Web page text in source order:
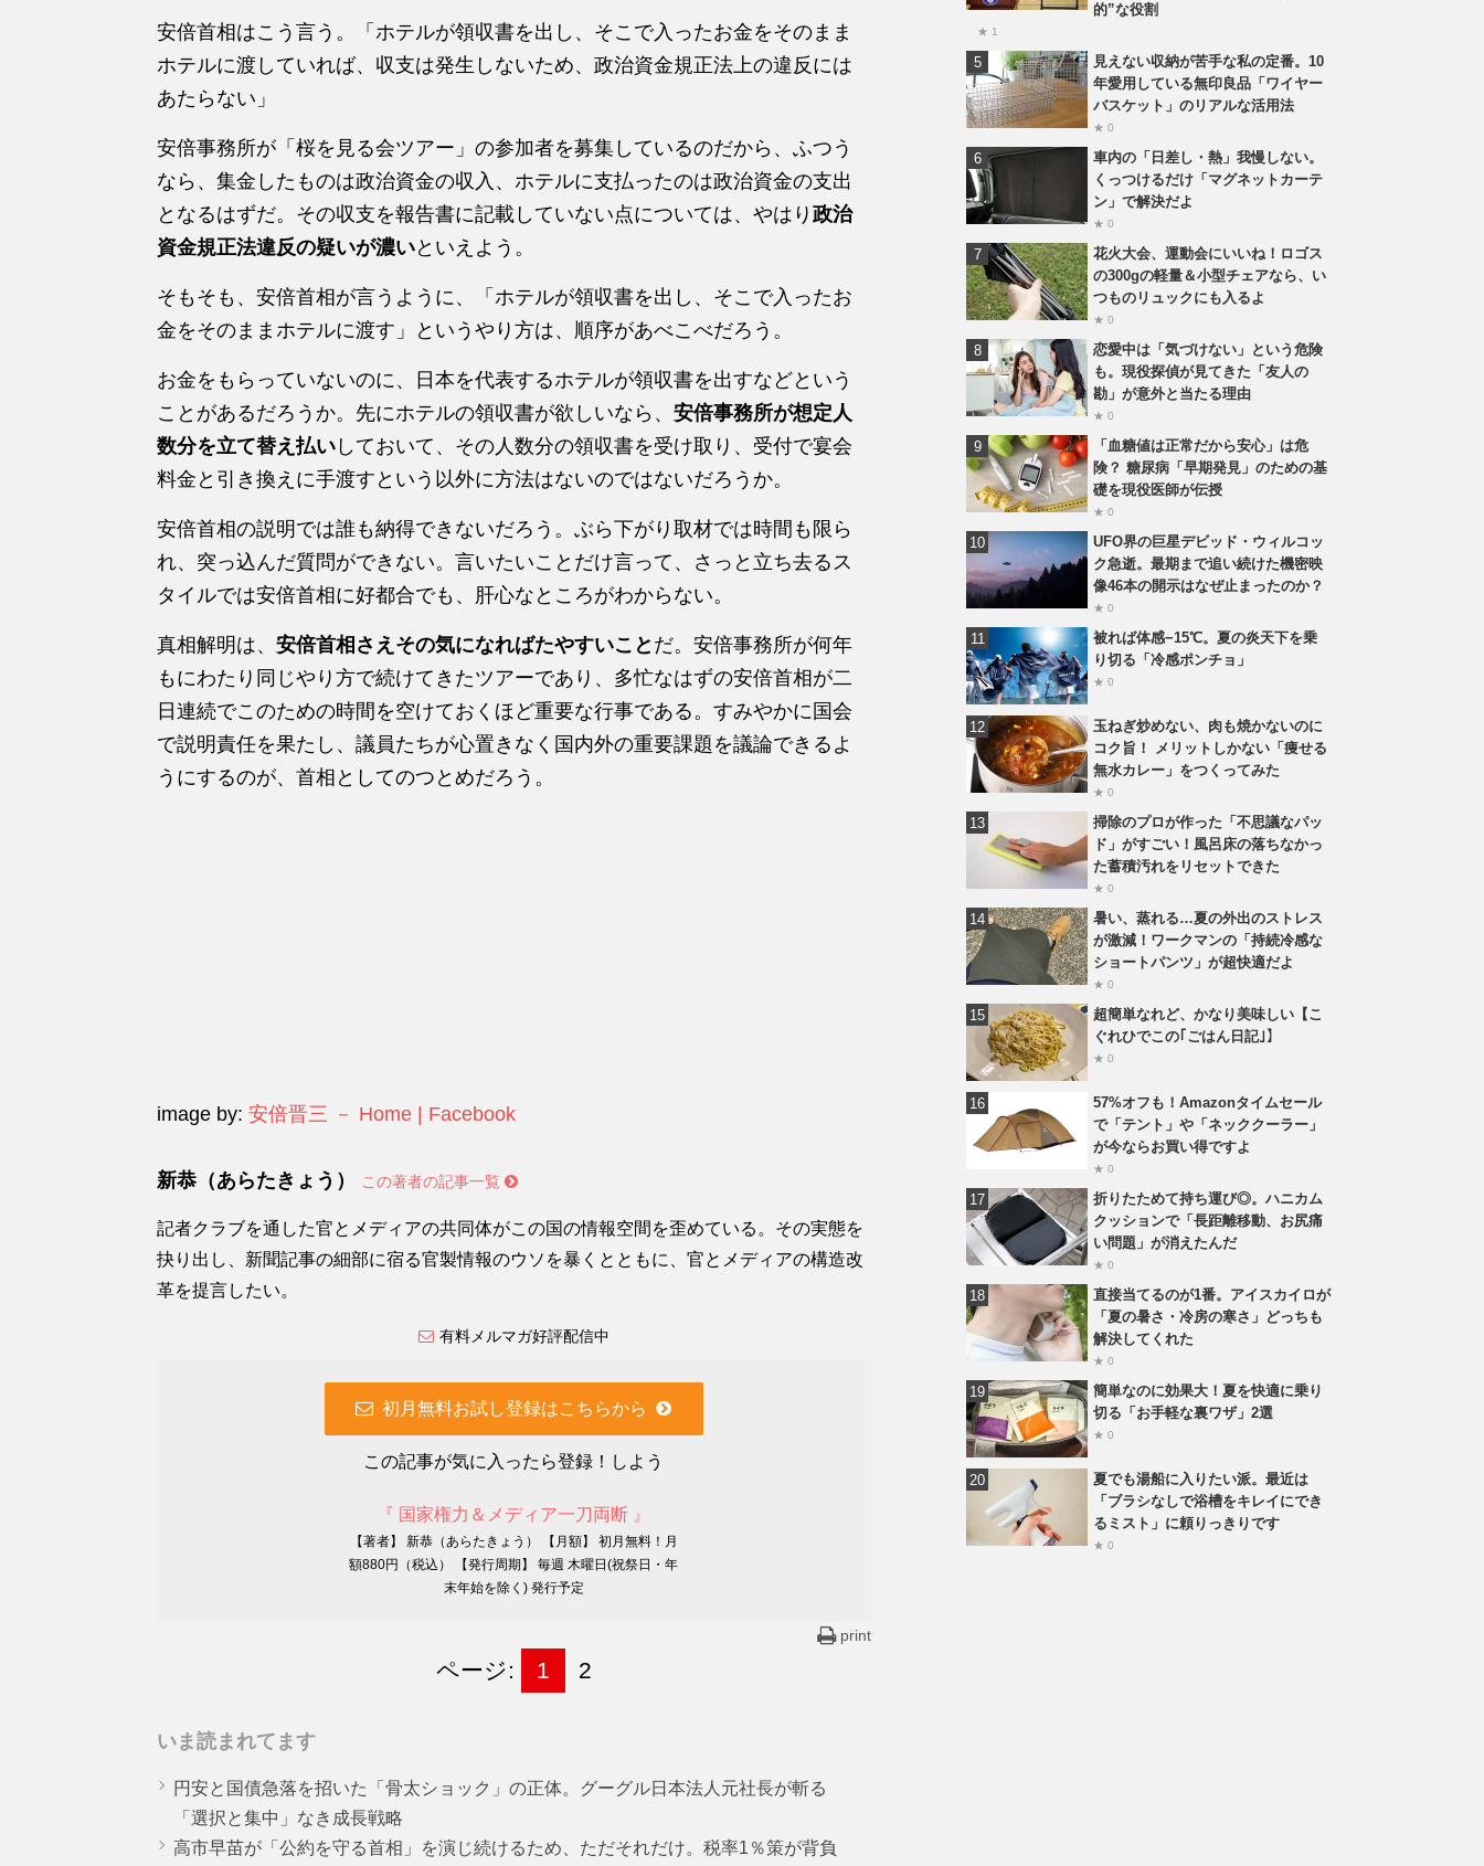
安倍首相はこう言う。「ホテルが領収書を出し、そこで入ったお金をそのまま
ホテルに渡していれば、収支は発生しないため、政治資金規正法上の違反には
あたらない」
安倍事務所が「桜を見る会ツアー」の参加者を募集しているのだから、ふつう
なら、集金したものは政治資金の収入、ホテルに支払ったのは政治資金の支出
となるはずだ。その収支を報告書に記載していない点については、やはり 政治
資金規正法違反の疑いが濃いといえよう。
そもそも、安倍首相が言うように、「ホテルが領収書を出し、そこで入ったお
金をそのままホテルに渡す」というやり方は、順序があべこべだろう。
お金をもらっていないのに、日本を代表するホテルが領収書を出すなどという
ことがあるだろうか。先にホテルの領収書が欲しいなら、 安倍事務所が想定人
数分を立て替え払い しておいて、その人数分の領収書を受け取り、受付で宴会
料金と引き換えに手渡すという以外に方法はないのではないだろうか。
安倍首相の説明では誰も納得できないだろう。ぶら下がり取材では時間も限ら
れ、突っ込んだ質問ができない。言いたいことだけ言って、さっと立ち去るス
タイルでは安倍首相に好都合でも、肝心なところがわからない。
真相解明は、 安倍首相さえその気になればたやすいこと だ。安倍事務所が何年
もにわたり同じやり方で続けてきたツアーであり、多忙なはずの安倍首相が二
日連続でこのための時間を空けておくほど重要な行事である。すみやかに国会
で説明責任を果たし、議員たちが心置きなく国内外の重要課題を議論できるよ
うにするのが、首相としてのつとめだろう。
image by: 安倍晋三 － Home | Facebook
新恭（あらたきょう） この著者の記事一覧
記者クラブを通した官とメディアの共同体がこの国の情報空間を歪めている。その実態を
抉り出し、新聞記事の細部に宿る官製情報のウソを暴くとともに、官とメディアの構造改
革を提言したい。
有料メルマガ好評配信中
初月無料お試し登録はこちらから
この記事が気に入ったら登録！しよう
『 国家権力＆メディア一刀両断 』
【著者】 新恭（あらたきょう） 【月額】 初月無料！月
額880円（税込） 【発行周期】 毎週 木曜日(祝祭日・年
末年始を除く) 発行予定
print
ページ: 1 2
いま読まれてます
円安と国債急落を招いた「骨太ショック」の正体。グーグル日本法人元社長が斬る
「選択と集中」なき成長戦略
高市早苗が「公約を守る首相」を演じ続けるため、ただそれだけ。税率1％策が背負
的”な役割
★ 1
見えない収納が苦手な私の定番。10
年愛用している無印良品「ワイヤー
バスケット」のリアルな活用法
★ 0
車内の「日差し・熱」我慢しない。
くっつけるだけ「マグネットカーテ
ン」で解決だよ
★ 0
花火大会、運動会にいいね！ロゴス
の300gの軽量＆小型チェアなら、い
つものリュックにも入るよ
★ 0
恋愛中は「気づけない」という危険
も。現役探偵が見てきた「友人の
勘」が意外と当たる理由
★ 0
「血糖値は正常だから安心」は危
険？ 糖尿病「早期発見」のための基
礎を現役医師が伝授
★ 0
UFO界の巨星デビッド・ウィルコッ
ク急逝。最期まで追い続けた機密映
像46本の開示はなぜ止まったのか？
★ 0
被れば体感−15℃。夏の炎天下を乗
り切る「冷感ポンチョ」
★ 0
玉ねぎ炒めない、肉も焼かないのに
コク旨！ メリットしかない「痩せる
無水カレー」をつくってみた
★ 0
掃除のプロが作った「不思議なパッ
ド」がすごい！風呂床の落ちなかっ
た蓄積汚れをリセットできた
★ 0
暑い、蒸れる…夏の外出のストレス
が激減！ワークマンの「持続冷感な
ショートパンツ」が超快適だよ
★ 0
超簡単なれど、かなり美味しい【こ
ぐれひでこの｢ごはん日記｣】
★ 0
57%オフも！Amazonタイムセール
で「テント」や「ネッククーラー」
が今ならお買い得ですよ
★ 0
折りたためて持ち運び◎。ハニカム
クッションで「長距離移動、お尻痛
い問題」が消えたんだ
★ 0
直接当てるのが1番。アイスカイロが
「夏の暑さ・冷房の寒さ」どっちも
解決してくれた
★ 0
簡単なのに効果大！夏を快適に乗り
切る「お手軽な裏ワザ」2選
★ 0
夏でも湯船に入りたい派。最近は
「ブラシなしで浴槽をキレイにでき
るミスト」に頼りっきりです
★ 0